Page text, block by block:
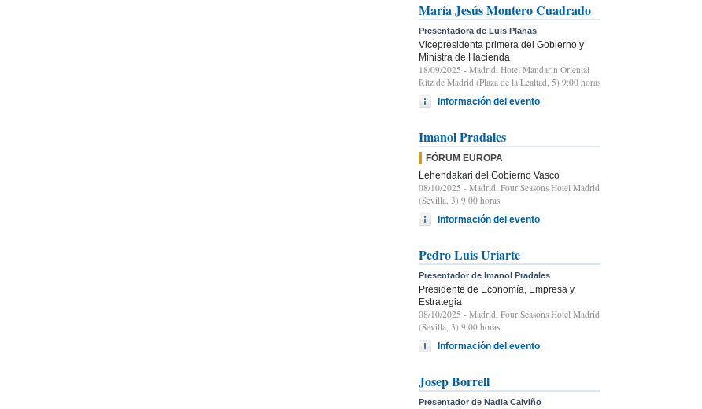
María Jesús Montero Cuadrado
Presentadora de Luis Planas
Vicepresidenta primera del Gobierno y
Ministra de Hacienda
18/09/2025 - Madrid, Hotel Mandarin Oriental
Ritz de Madrid (Plaza de la Lealtad, 5) 9:00 horas
Información del evento
Imanol Pradales
FÓRUM EUROPA
Lehendakari del Gobierno Vasco
08/10/2025 - Madrid, Four Seasons Hotel Madrid
(Sevilla, 3) 9.00 horas
Información del evento
Pedro Luis Uriarte
Presentador de Imanol Pradales
Presidente de Economía, Empresa y
Estrategia
08/10/2025 - Madrid, Four Seasons Hotel Madrid
(Sevilla, 3) 9.00 horas
Información del evento
Josep Borrell
Presentador de Nadia Calviño